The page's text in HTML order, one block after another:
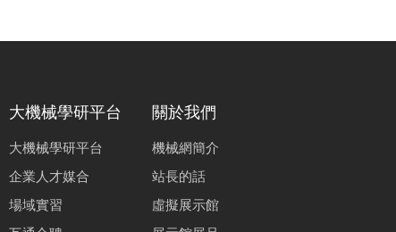
大機械學研平台
大機械學研平台
企業人才媒合
場域實習
關於我們
機械網簡介
站長的話
虛擬展示館